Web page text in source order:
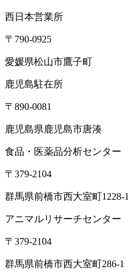
西日本営業所
〒790-0925
愛媛県松山市鷹子町
鹿児島駐在所
〒890-0081
鹿児島県鹿児島市唐湊
食品・医薬品分析センター
〒379-2104
群馬県前橋市西大室町1228-1
アニマルリサーチセンター
〒379-2104
群馬県前橋市西大室町286-1